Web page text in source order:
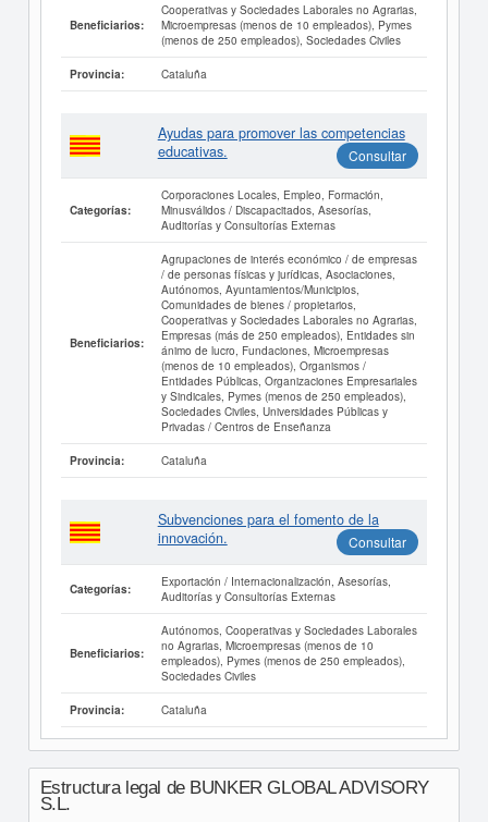
Beneficiarios:
Cooperativas y Sociedades Laborales no Agrarias,
Microempresas (menos de 10 empleados), Pymes
(menos de 250 empleados), Sociedades Civiles
Provincia: Cataluña
Ayudas para promover las competencias
educativas.
Consultar
Categorías:
Corporaciones Locales, Empleo, Formación,
Minusválidos / Discapacitados, Asesorías,
Auditorías y Consultorías Externas
Beneficiarios:
Agrupaciones de interés económico / de empresas
/ de personas físicas y jurídicas, Asociaciones,
Autónomos, Ayuntamientos/Municipios,
Comunidades de bienes / propietarios,
Cooperativas y Sociedades Laborales no Agrarias,
Empresas (más de 250 empleados), Entidades sin
ánimo de lucro, Fundaciones, Microempresas
(menos de 10 empleados), Organismos /
Entidades Públicas, Organizaciones Empresariales
y Sindicales, Pymes (menos de 250 empleados),
Sociedades Civiles, Universidades Públicas y
Privadas / Centros de Enseñanza
Provincia: Cataluña
Subvenciones para el fomento de la
innovación.
Consultar
Categorías:
Exportación / Internacionalización, Asesorías,
Auditorías y Consultorías Externas
Beneficiarios:
Autónomos, Cooperativas y Sociedades Laborales
no Agrarias, Microempresas (menos de 10
empleados), Pymes (menos de 250 empleados),
Sociedades Civiles
Provincia: Cataluña
Estructura legal de BUNKER GLOBAL ADVISORY
S.L.